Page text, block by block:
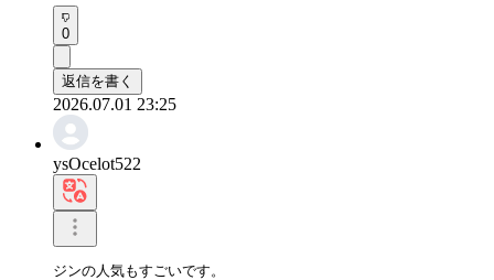
0
返信を書く
2026.07.01 23:25
ysOcelot522
ジンの人気もすごいです。